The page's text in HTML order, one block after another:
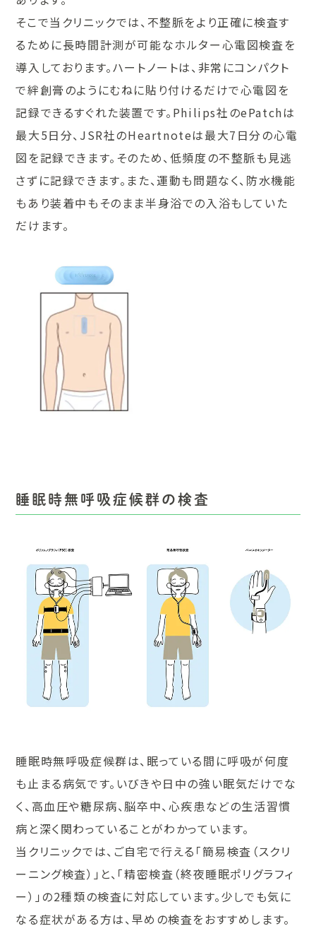
そこで当クリニックでは、不整脈をより正確に検査す
るために長時間計測が可能なホルター心電図検査を
導入しております。ハートノートは、非常にコンパクト
で絆創膏のようにむねに貼り付けるだけで心電図を
記録できるすぐれた装置です。Philips社のePatchは
最大5日分、JSR社のHeartnoteは最大7日分の心電
図を記録できます。そのため、低頻度の不整脈も見逃
さずに記録できます。また、運動も問題なく、防水機能
もあり装着中もそのまま半身浴での入浴もしていた
だけます。
睡眠時無呼吸症候群の検査
睡眠時無呼吸症候群は、眠っている間に呼吸が何度
も止まる病気です。いびきや日中の強い眠気だけでな
く、高血圧や糖尿病、脳卒中、心疾患などの生活習慣
病と深く関わっていることがわかっています。
当クリニックでは、ご自宅で行える「簡易検査（スクリ
ーニング検査）」と、「精密検査（終夜睡眠ポリグラフィ
ー）」の2種類の検査に対応しています。少しでも気に
なる症状がある方は、早めの検査をおすすめします。